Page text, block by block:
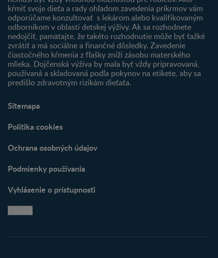
Nájsť produkt
kŕmiť svoje dieťa a rady ohľadom zavedenia príkrmov vám
odporúčame konzultovať s lekárom alebo kvalifikovaným
odborníkom v oblasti detskej výživy. Ak sa rozhodnete
nedojčiť, pamätajte, že takéto rozhodnutie môže byť ťažké
zvrátiť a má sociálne a finančné dôsledky. Zavedenie
čiastočného kŕmenia z fľašky zníži zásobu materského
mlieka. Dojčenská výživa by mala byť vždy pripravovaná,
používaná a skladovaná podľa pokynov na etikete, aby sa
predišlo zdravotným rizikám dieťaťa.
Sitemapa
Politika cookies
Ochrana osobných údajov
Podmienky používania
Vyhlásenie o prístupnosti